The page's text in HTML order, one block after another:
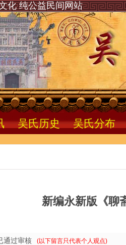
化 纯公益民间网站
吴氏历史 吴氏分布
新编永新版《聊
通过审核 (以下留言只代表个人观点)